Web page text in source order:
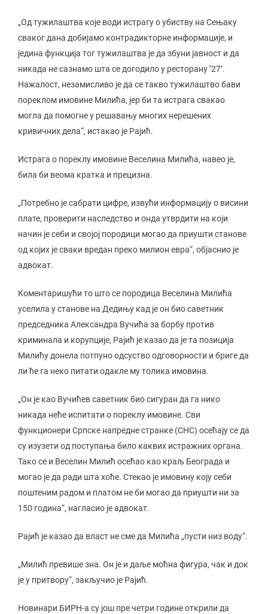
„Од тужилаштва које води истрагу о убиству на Сењаку
сваког дана добијамо контрадикторне информације, и
једина функција тог тужилаштва је да збуни јавност и да
никада не сазнамо шта се догодило у ресторану ’27’.
Нажалост, незамисливо је да се такво тужилаштво бави
пореклом имовине Милића, јер би та истрага свакао
могла да помогне у решавању многих нерешених
кривичних дела“, истакао је Рајић.
Истрага о пореклу имовине Веселина Милића, навео је,
била би веома кратка и прецизна.
„Потребно је сабрати цифре, извући информацију о висини
плате, проверити наследство и онда утврдити на који
начин је себи и својој породици могао да приушти станове
од којих је сваки вредан преко милион евра“, објаснио је
адвокат.
Коментаришући то што се породица Веселина Милића
уселила у станове на Дедињу кад је он био саветник
председника Александра Вучића за борбу против
криминала и корупције, Рајић је казао да је та позиција
Милићу донела потпуно одсуство одговорности и бриге да
ли ће га неко питати одакле му толика имовина.
„Он је као Вучићев саветник био сигуран да га нико
никада неће испитати о пореклу имовине. Сви
функционери Српске напредне странке (СНС) осећају се да
су изузети од поступања било каквих истражних органа.
Тако се и Веселин Милић осећао као краљ Београда и
могао је да ради шта хоће. Стекао је имовину коју себи
поштеним радом и платом не би могао да приушти ни за
150 година“, нагласио је адвокат.
Рајић је казао да власт не сме да Милића „пусти низ воду“.
„Милић превише зна. Он је и даље моћна фигура, чак и док
је у притвору“, закључио је Рајић.
Новинари БИРН-а су још пре четри године открили да